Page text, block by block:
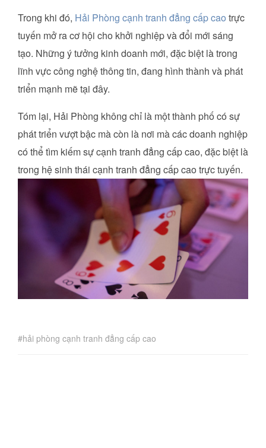
Trong khi đó, Hải Phòng cạnh tranh đẳng cấp cao trực
tuyến mở ra cơ hội cho khởi nghiệp và đổi mới sáng
tạo. Những ý tưởng kinh doanh mới, đặc biệt là trong
lĩnh vực công nghệ thông tin, đang hình thành và phát
triển mạnh mẽ tại đây.
Tóm lại, Hải Phòng không chỉ là một thành phố có sự
phát triển vượt bậc mà còn là nơi mà các doanh nghiệp
có thể tìm kiếm sự cạnh tranh đẳng cấp cao, đặc biệt là
trong hệ sinh thái cạnh tranh đẳng cấp cao trực tuyến.
hải phòng cạnh tranh đẳng cấp cao